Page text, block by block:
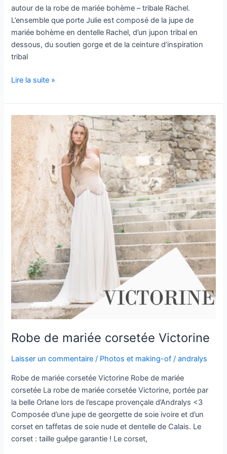
autour de la robe de mariée bohème – tribale Rachel.
L’ensemble que porte Julie est composé de la jupe de
mariée bohème en dentelle Rachel, d’un jupon tribal en
dessous, du soutien gorge et de la ceinture d’inspiration
tribal
Lire la suite »
Robe de mariée corsetée Victorine
Laisser un commentaire / Photos et making-of /andralys
Robe de mariée corsetée Victorine Robe de mariée
corsetée La robe de mariée corsetée Victorine, portée par
la belle Orlane lors de l’escape provençale d’Andralys <3
Composée d’une jupe de georgette de soie ivoire et d’un
corset en taffetas de soie nude et dentelle de Calais. Le
corset : taille guêpe garantie ! Le corset,
Robe
de
mariée
corsetée
Victorine